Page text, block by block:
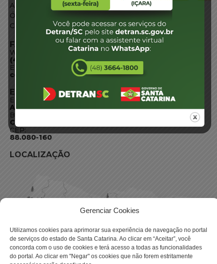
Gerenciar Cookies
Utilizamos cookies para aprimorar sua experiência de navegação no portal
de serviços do estado de Santa Catarina. Ao clicar em “Aceitar”, você
concorda com o uso de cookies e terá acesso a todas as funcionalidades
do portal. Ao clicar em "Negar" os cookies que não forem estritamente
Acesso à Informação
Órgãos do Governo
Conheça SC
FALE CONOSCO
WhatsApp:
(48) 3664-1800
E-mail:
centraldeinformacoes@detran.sc.gov.br
ENDEREÇO
Endereço:
Av. Almirante Tamandaré - 480
Bairro:
Coqueiros, Florianópolis SC
CEP:
88.080-160
LOCALIZAÇÃO